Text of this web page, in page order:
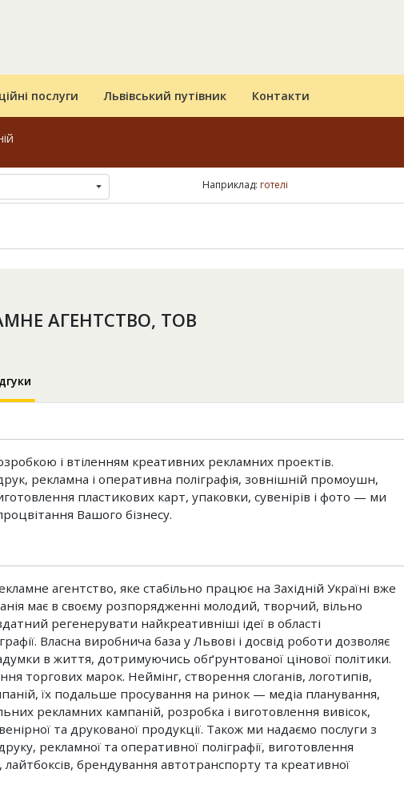
послуги Львівський путівник Контакти
Наприклад: готелі
АГЕНТСТВО, ТОВ
і втіленням креативних рекламних проектів.
рекламна і оперативна поліграфія, зовнішній промоушн,
пластикових карт, упаковки, сувенірів і фото — ми
Вашого бізнесу.
агентство, яке стабільно працює на Західній Україні вже
має в своєму розпорядженні молодий, творчий, вільно
регенерувати найкреативніші ідеї в області
Власна виробнича база у Львові і досвід роботи дозволяє
в життя, дотримуючись обґрунтованої цінової політики.
торгових марок. Неймінг, створення слоганів, логотипів,
їх подальше просування на ринок — медіа планування,
рекламних кампаній, розробка і виготовлення вивісок,
та друкованої продукції. Також ми надаємо послуги з
рекламної та оперативної поліграфії, виготовлення
лайтбоксів, брендування автотранспорту та креативної